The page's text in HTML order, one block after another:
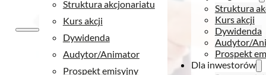
Struktura akcjonariatu
Kurs akcji
Dywidenda
Audytor/Animator
Prospekt emisyjny
Struktura
Kurs akcji
Dywidenda
Audytor/
Prospekt
Dla inwestorów